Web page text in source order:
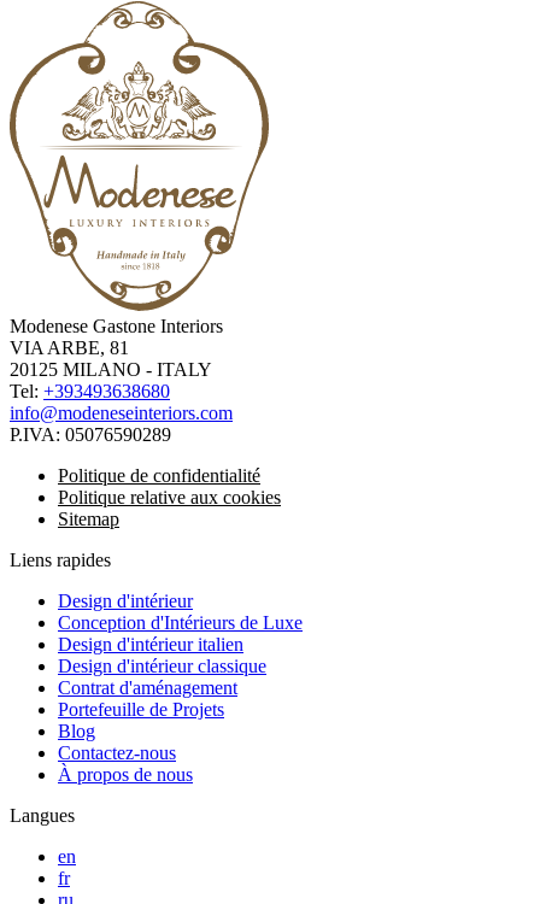
Modenese Gastone Interiors
VIA ARBE, 81
20125 MILANO - ITALY
Tel: +393493638680
info@modeneseinteriors.com
P.IVA: 05076590289
Politique de confidentialité
Politique relative aux cookies
Sitemap
Liens rapides
Design d'intérieur
Conception d'Intérieurs de Luxe
Design d'intérieur italien
Design d'intérieur classique
Contrat d'aménagement
Portefeuille de Projets
Blog
Contactez-nous
À propos de nous
Langues
en
fr
ru